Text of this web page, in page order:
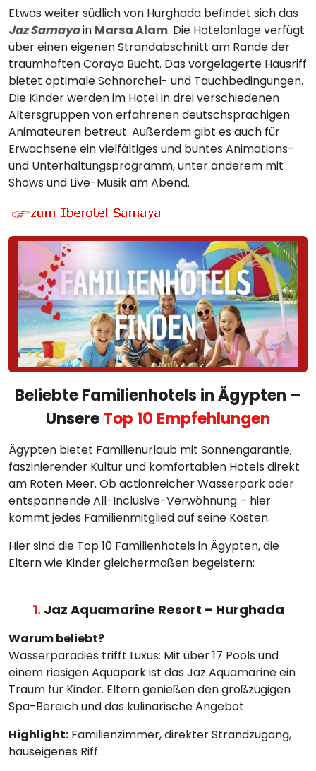
Etwas weiter südlich von Hurghada befindet sich das
JazSamayain Marsa Alam. Die Hotelanlage verfügt
über einen eigenen Strandabschnitt am Rande der
traumhaften Coraya Bucht. Das vorgelagerte Hausriff
bietet optimale Schnorchel- und Tauchbedingungen.
Die Kinder werden im Hotel in drei verschiedenen
Altersgruppen von erfahrenen deutschsprachigen
Animateuren betreut. Außerdem gibt es auch für
Erwachsene ein vielfältiges und buntes Animations-
und Unterhaltungsprogramm, unter anderem mit
Shows und Live-Musik am Abend.
Beliebte Familienhotels in Ägypten –
UnsereTop 10 Empfehlungen
Ägypten bietet Familienurlaub mit Sonnengarantie,
faszinierender Kultur und komfortablen Hotels direkt
am Roten Meer. Ob actionreicher Wasserpark oder
entspannende All-Inclusive-Verwöhnung – hier
kommt jedes Familienmitglied auf seine Kosten.
Hier sind die Top 10 Familienhotels in Ägypten, die
Eltern wie Kinder gleichermaßen begeistern:
1. Jaz Aquamarine Resort – Hurghada
Warum beliebt?
Wasserparadies trifft Luxus: Mit über 17 Pools und
einem riesigen Aquapark ist das Jaz Aquamarine ein
Traum für Kinder. Eltern genießen den großzügigen
Spa-Bereich und das kulinarische Angebot.
Highlight: Familienzimmer, direkter Strandzugang,
hauseigenes Riff.